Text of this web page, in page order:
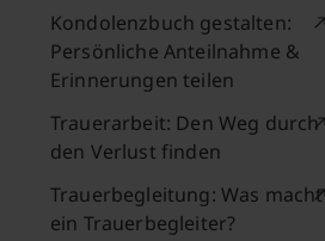
Kondolenzbuch gestalten:
Persönliche Anteilnahme &
Erinnerungen teilen
Trauerarbeit: Den Weg durch
den Verlust finden
Trauerbegleitung: Was macht
ein Trauerbegleiter?